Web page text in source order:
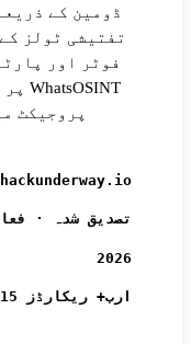
ڈومین کے
تفتیشی ٹولز
فوٹر اور
پروجیکٹ
hackunderway.io
تصدیق شدہ ·
2026
بریچ انٹیلیجنس API · 15 ارب+ ریکارڈز